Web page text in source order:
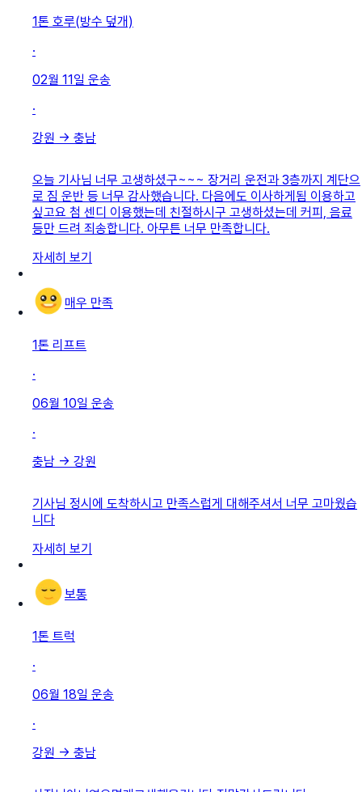
1톤 호루(방수 덮개)
·
02월 11일 운송
·
강원 → 충남
오늘 기사님 너무 고생하셨구~~~ 장거리 운전과 3층까지 계단으
로 짐 운반 등 너무 감사했습니다. 다음에도 이사하게됨 이용하고
싶고요 첨 센디 이용했는데 친절하시구 고생하셨는데 커피, 음료
등만 드려 죄송합니다. 아무튼 너무 만족합니다.
자세히 보기
매우 만족
1톤 리프트
·
06월 10일 운송
·
충남 → 강원
기사님 정시에 도착하시고 만족스럽게 대해주셔서 너무 고마웠습
니다
자세히 보기
보통
1톤 트럭
·
06월 18일 운송
·
강원 → 충남